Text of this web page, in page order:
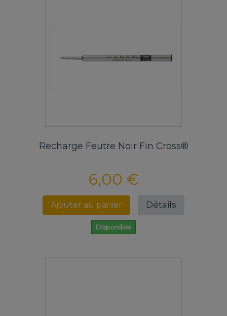
Recharge Feutre Noir Fin Cross®
6,00 €
Ajouter au panier Détails
Disponible